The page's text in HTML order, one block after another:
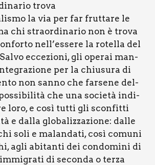
tro­va
la via per far frut­ta­re le
chi straor­di­na­rio non è tro­va
nell’essere la rotel­la del
ecce­zio­ni, gli ope­rai man­
per la chiu­su­ra di
non san­no che far­se­ne del­
che una socie­tà indi­
loro, e così tut­ti gli scon­fit­ti
e dal­la glo­ba­liz­za­zio­ne: dal­le
soli e malan­da­ti, così comu­ni
agli abi­tan­ti dei con­do­mi­ni di
di secon­da o ter­za